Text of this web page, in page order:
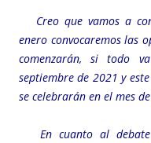
Creo que vamos a
enero convocaremos las
comenzarán, si todo
septiembre de 2021 y
se celebrarán en el mes
En cuanto al debate